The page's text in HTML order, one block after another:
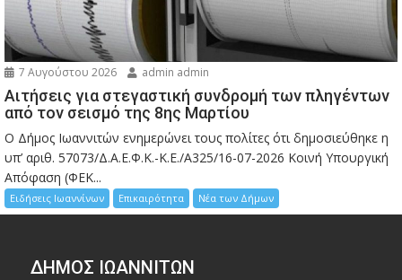
7 Αυγούστου 2026 admin admin
Αιτήσεις για στεγαστική συνδρομή των πληγέντων
από τον σεισμό της 8ης Μαρτίου
Ο Δήμος Ιωαννιτών ενημερώνει τους πολίτες ότι δημοσιεύθηκε η
υπ’ αριθ. 57073/Δ.Α.Ε.Φ.Κ.-Κ.Ε./Α325/16-07-2026 Κοινή Υπουργική
Απόφαση (ΦΕΚ...
Ειδήσεις Ιωαννίνων Επικαιρότητα Νέα των Δήμων
ΔΗΜΟΣ ΙΩΑΝΝΙΤΩΝ